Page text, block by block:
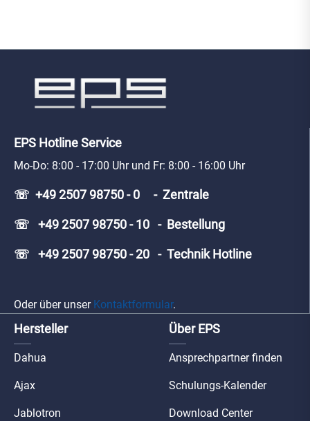
EPS Hotline Service
Mo-Do: 8:00 - 17:00 Uhr und Fr: 8:00 - 16:00 Uhr
☏ +49 2507 98750 - 0 - Zentrale
☏ +49 2507 98750 - 10 - Bestellung
☏ +49 2507 98750 - 20 - Technik Hotline
Oder über unser Kontaktformular.
Hersteller
Dahua
Ajax
Jablotron
Über EPS
Ansprechpartner finden
Schulungs-Kalender
Download Center